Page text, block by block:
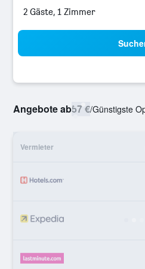
2 Gäste, 1 Zimmer
Angebote ab57 €/Günstigste
Vermieter